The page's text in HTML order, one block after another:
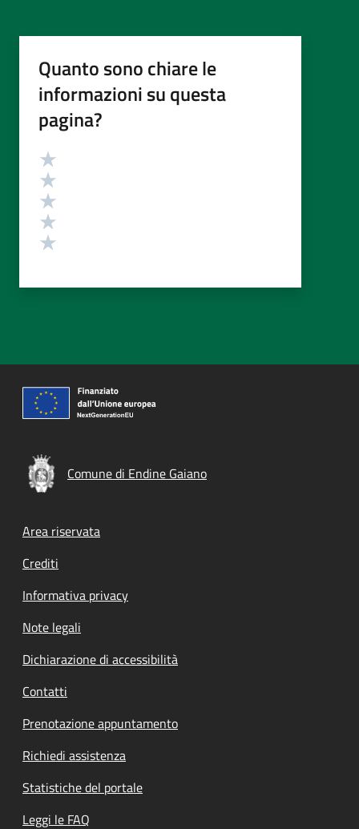
Quanto sono chiare le
informazioni su questa
pagina?
Valutazione
Comune di Endine Gaiano
Footer menu
Area riservata
Crediti
Informativa privacy
Note legali
Dichiarazione di accessibilità
Contatti
Prenotazione appuntamento
Richiedi assistenza
Statistiche del portale
Leggi le FAQ